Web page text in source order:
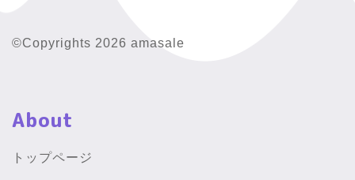
©Copyrights 2026 amasale
About
トップページ